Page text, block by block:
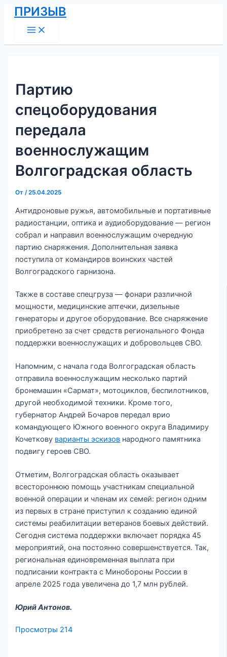
Перейти
содержимому
ПРИЗЫВ
Menu
Партию
спецоборудования
передала
военнослужащим
Волгоградская область
От/25.04.2025
Антидроновые ружья, автомобильные и портативные
радиостанции, оптика и аудиоборудование — регион
собрал и направил военнослужащим очередную
партию снаряжения. Дополнительная заявка
поступила от командиров воинских частей
Волгоградского гарнизона.
Также в составе спецгруза — фонари различной
мощности, медицинские аптечки, дизельные
генераторы и другое оборудование. Все снаряжение
приобретено за счет средств регионального Фонда
поддержки военнослужащих и добровольцев СВО.
Напомним, с начала года Волгоградская область
отправила военнослужащим несколько партий
бронемашин «Сармат», мотоциклов, беспилотников,
другой необходимой техники. Кроме того,
губернатор Андрей Бочаров передал врио
командующего Южного военного округа Владимиру
Кочеткову варианты эскизов народного памятника
подвигу героев СВО.
Отметим, Волгоградская область оказывает
всестороннюю помощь участникам специальной
военной операции и членам их семей: регион одним
из первых в стране приступил к созданию единой
системы реабилитации ветеранов боевых действий.
Сегодня система поддержки включает порядка 45
мероприятий, она постоянно совершенствуется. Так,
региональная единовременная выплата при
подписании контракта с Минобороны России в
апреле 2025 года увеличена до 1,7 млн рублей.
Юрий Антонов.
Просмотры 214
Навигация
по
записям